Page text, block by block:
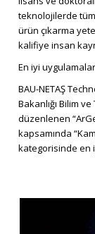
teknolojilerde
ürün çıkarma
kalifiye insan
En iyi
BAU-NETAŞ
Bakanlığı Bilim
düzenlenen
kapsamında
kategorisinde en